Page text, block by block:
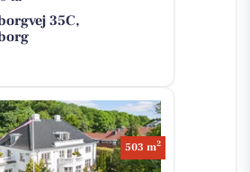
35C,
503 m2